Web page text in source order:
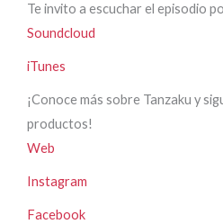
Te invito a escuchar el episodio
Soundcloud
iTunes
¡Conoce más sobre Tanzaku y
productos!
Web
Instagram
Facebook